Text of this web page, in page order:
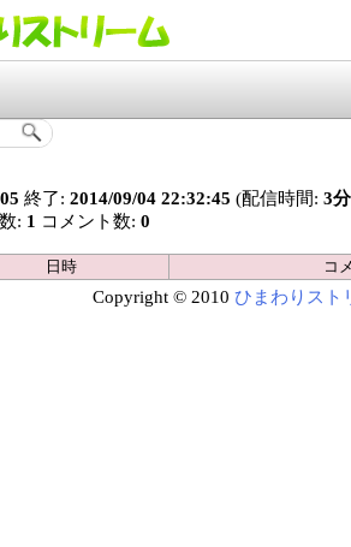
終了: 2014/09/04 22:32:45 (配信時間: 3分
: 1 コメント数: 0
日時 コ
Copyright © 2010 ひまわりスト